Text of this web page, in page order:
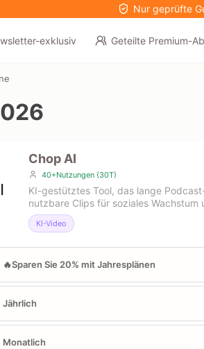
Nur geprüfte
exklusiv Geteilte Premium-
Chop AI
40+Nutzungen (30T)
KI-gestütztes Tool, das lange
nutzbare Clips für soziales Wachstum
KI-Video
🔥Sparen Sie 20% mit Jahresplänen
Jährlich
Monatlich